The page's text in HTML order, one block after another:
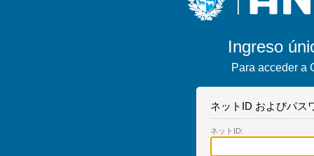
Ingreso
Para acceder a
ネットID およびパス
ネットID: